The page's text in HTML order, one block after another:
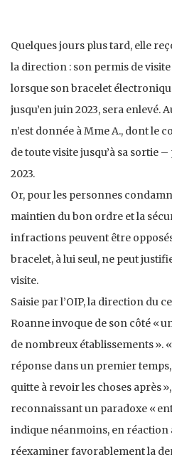
Quelques jours plus tard, elle
la direction : son permis de
lorsque son bracelet
jusqu’en juin 2023, sera enlevé.
n’est donnée à Mme A., dont le
de toute visite jusqu’à sa sortie
2023.
Or, pour les personnes
maintien du bon ordre et la
infractions peuvent être
bracelet, à lui seul, ne peut
visite.
Saisie par l’OIP, la direction du
Roanne invoque de son côté «
de nombreux établissements ».
réponse dans un premier
quitte à revoir les choses après
reconnaissant un paradoxe «
indique néanmoins, en réaction
réexaminer favorablement la